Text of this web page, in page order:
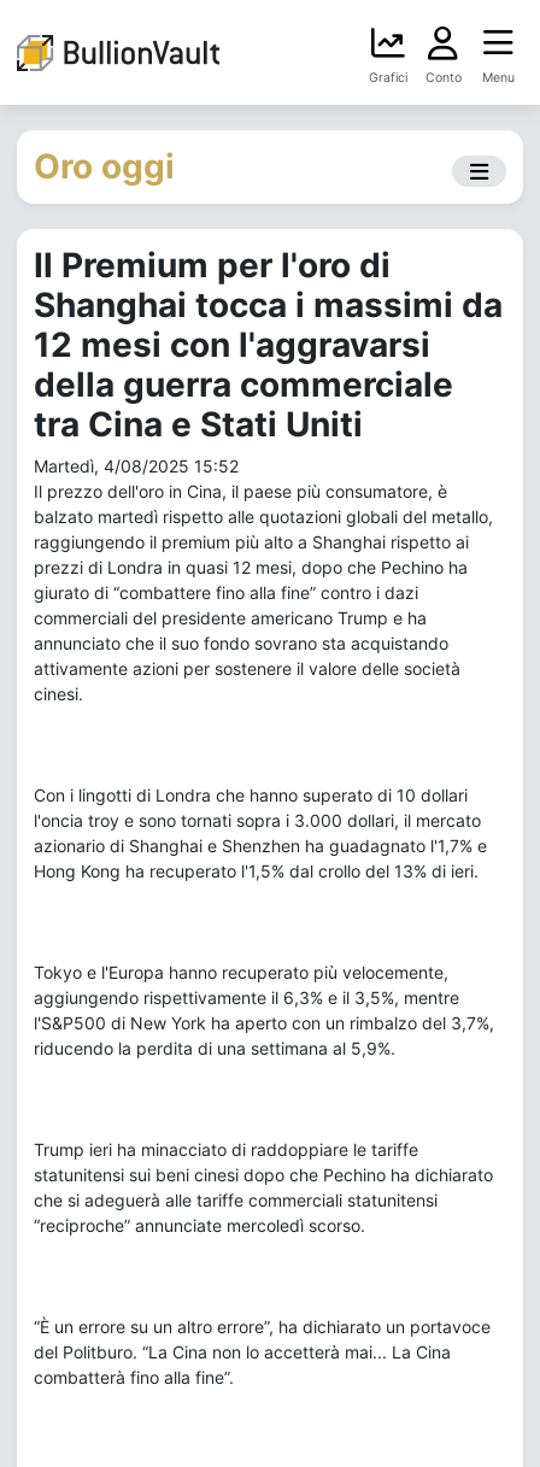
Grafici Conto Menu
Oro oggi
Il Premium per l'oro di
Shanghai tocca i massimi da
12 mesi con l'aggravarsi
della guerra commerciale
tra Cina e Stati Uniti
Martedì, 4/08/2025 15:52
Il prezzo dell'oro in Cina, il paese più consumatore, è
balzato martedì rispetto alle quotazioni globali del metallo,
raggiungendo il premium più alto a Shanghai rispetto ai
prezzi di Londra in quasi 12 mesi, dopo che Pechino ha
giurato di “combattere fino alla fine” contro i dazi
commerciali del presidente americano Trump e ha
annunciato che il suo fondo sovrano sta acquistando
attivamente azioni per sostenere il valore delle società
cinesi.
Con i lingotti di Londra che hanno superato di 10 dollari
l'oncia troy e sono tornati sopra i 3.000 dollari, il mercato
azionario di Shanghai e Shenzhen ha guadagnato l'1,7% e
Hong Kong ha recuperato l'1,5% dal crollo del 13% di ieri.
Tokyo e l'Europa hanno recuperato più velocemente,
aggiungendo rispettivamente il 6,3% e il 3,5%, mentre
l'S&P500 di New York ha aperto con un rimbalzo del 3,7%,
riducendo la perdita di una settimana al 5,9%.
Trump ieri ha minacciato di raddoppiare le tariffe
statunitensi sui beni cinesi dopo che Pechino ha dichiarato
che si adeguerà alle tariffe commerciali statunitensi
“reciproche” annunciate mercoledì scorso.
“È un errore su un altro errore”, ha dichiarato un portavoce
del Politburo. “La Cina non lo accetterà mai... La Cina
combatterà fino alla fine”.